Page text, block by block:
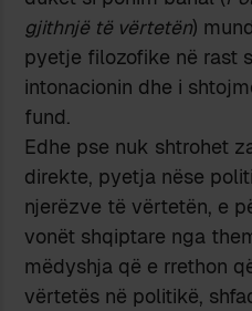
gjithnjë të vërtetën)
pyetje filozofike në rast
intonacionin dhe i
fund.
Edhe pse nuk shtrohet
direkte, pyetja nëse
njerëzve të vërtetën, e
vonët shqiptare nga
mëdyshja që e rrethon
vërtetës në politikë,